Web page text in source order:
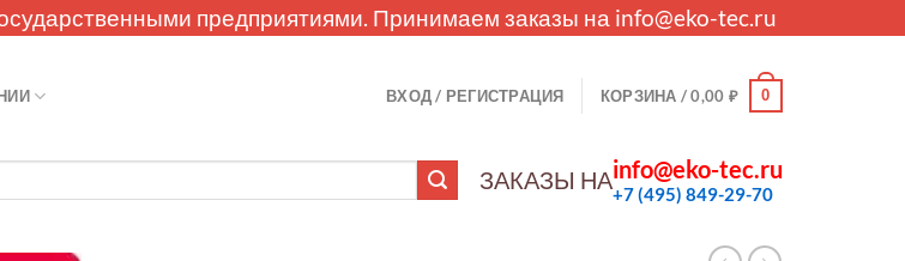
предприятиями. Принимаем заказы на info@eko-tec.ru
ВХОД / РЕГИСТРАЦИЯ КОРЗИНА /0,00 ₽ 0
ЗАКАЗЫ НАinfo@eko-tec.ru
+7 (495) 849-29-70